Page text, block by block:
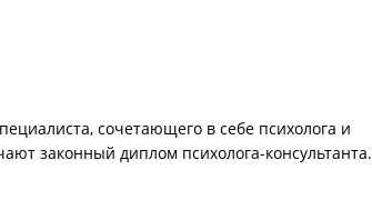
сочетающего в себе психолога и
законный диплом психолога-консультанта.